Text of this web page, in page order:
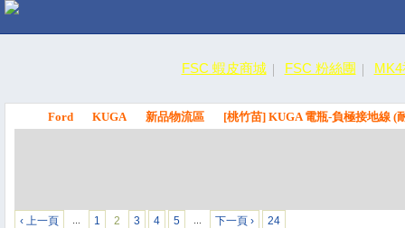
FSC 蝦皮商城 FSC 粉絲團
Ford KUGA 新品物流區 [桃竹苗] KUGA 電瓶-負極接地線 (
‹ 上一頁 … 1 2 3 4 5 … 下一頁 › 24